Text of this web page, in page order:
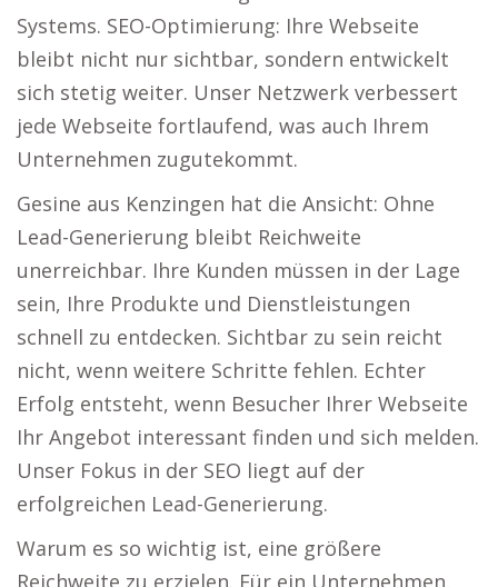
Systems. SEO-Optimierung: Ihre Webseite
bleibt nicht nur sichtbar, sondern entwickelt
sich stetig weiter. Unser Netzwerk verbessert
jede Webseite fortlaufend, was auch Ihrem
Unternehmen zugutekommt.
Gesine aus Kenzingen hat die Ansicht: Ohne
Lead-Generierung bleibt Reichweite
unerreichbar. Ihre Kunden müssen in der Lage
sein, Ihre Produkte und Dienstleistungen
schnell zu entdecken. Sichtbar zu sein reicht
nicht, wenn weitere Schritte fehlen. Echter
Erfolg entsteht, wenn Besucher Ihrer Webseite
Ihr Angebot interessant finden und sich melden.
Unser Fokus in der SEO liegt auf der
erfolgreichen Lead-Generierung.
Warum es so wichtig ist, eine größere
Reichweite zu erzielen. Für ein Unternehmen,